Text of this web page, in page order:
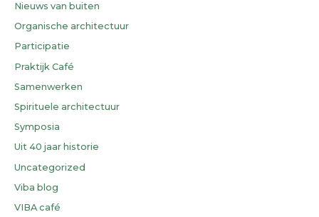
Nieuws van buiten
Organische architectuur
Participatie
Praktijk Café
Samenwerken
Spirituele architectuur
Symposia
Uit 40 jaar historie
Uncategorized
Viba blog
VIBA café